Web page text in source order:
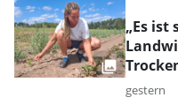
„Es ist
gestern